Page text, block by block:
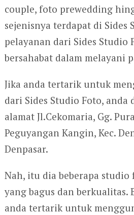
couple, foto prewedding
sejenisnya terdapat di Sides
pelayanan dari Sides Studio
bersahabat dalam melayani
Jika anda tertarik untuk
dari Sides Studio Foto,
alamat Jl.Cekomaria, Gg.
Peguyangan Kangin, Kec.
Denpasar.
Nah, itu dia beberapa studio
yang bagus dan berkualitas.
anda tertarik untuk